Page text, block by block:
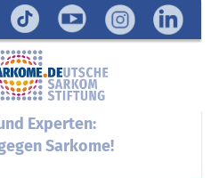
Experten:
Sarkome!